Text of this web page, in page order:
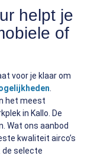
helpt je
of
voor je klaar om
het meest
in Kallo. De
Wat ons aanbod
kwaliteit airco’s
de selecte